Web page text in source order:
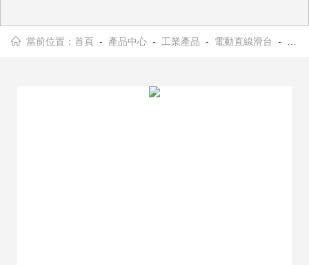
當前位置：首頁 - 產品中心 - 工業產品 - 電動直線滑台 - 納米級壓電位移台Linear55-x-Slim